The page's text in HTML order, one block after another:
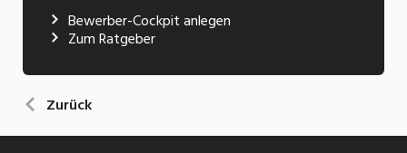
Bewerber-Cockpit anlegen
Zum Ratgeber
Zurück